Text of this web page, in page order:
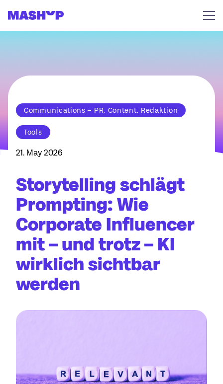
Communications – PR, Content, Redaktion
Tools
21. May 2026
Storytelling schlägt
Prompting: Wie
Corporate Influencer
mit – und trotz – KI
wirklich sichtbar
werden